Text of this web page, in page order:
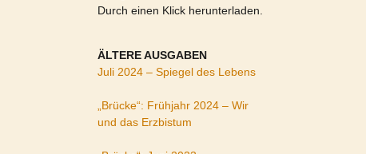
Durch einen Klick herunterladen.
ÄLTERE AUSGABEN
Juli 2024 – Spiegel des Lebens
„Brücke“: Frühjahr 2024 – Wir
und das Erzbistum